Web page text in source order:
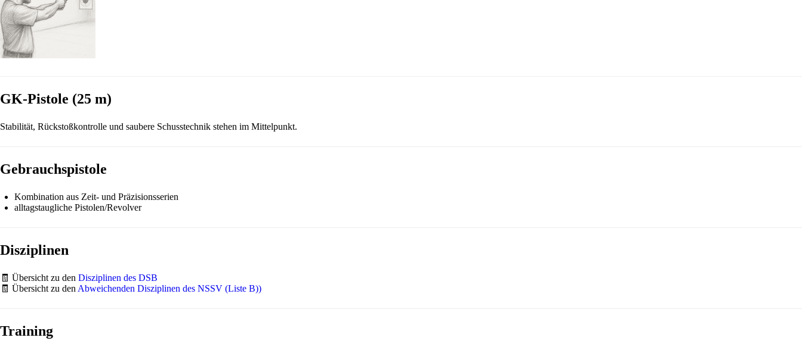
GK-Pistole (25 m)
Stabilität, Rückstoßkontrolle und saubere Schusstechnik stehen im Mittelpunkt.
Gebrauchspistole
Kombination aus Zeit- und Präzisionsserien
alltagstaugliche Pistolen/Revolver
Disziplinen
🧾 Übersicht zu den Disziplinen des DSB
🧾 Übersicht zu den Abweichenden Disziplinen des NSSV (Liste B))
Training